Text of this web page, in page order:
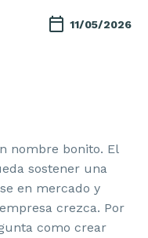
11/05/2026
nombre bonito. El
sostener una
en mercado y
crezca. Por
como crear